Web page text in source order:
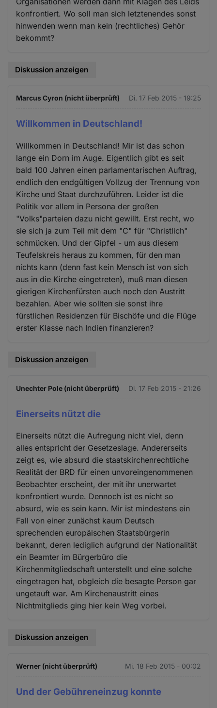
konfrontiert. Wo soll man sich letztenendes sonst
hinwenden wenn man kein (rechtliches) Gehör
bekommt?
Diskussion anzeigen
Marcus Cyron (nicht überprüft) Di. 17 Feb 2015 - 19:25
Willkommen in Deutschland!
Willkommen in Deutschland! Mir ist das schon
lange ein Dorn im Auge. Eigentlich gibt es seit
bald 100 Jahren einen parlamentarischen Auftrag,
endlich den endgültigen Vollzug der Trennung von
Kirche und Staat durchzuführen. Leider ist die
Politik vor allem in Persona der großen
"Volks"parteien dazu nicht gewillt. Erst recht, wo
sie sich ja zum Teil mit dem "C" für "Christlich"
schmücken. Und der Gipfel - um aus diesem
Teufelskreis heraus zu kommen, für den man
nichts kann (denn fast kein Mensch ist von sich
aus in die Kirche eingetreten), muß man diesen
gierigen Kirchenfürsten auch noch den Austritt
bezahlen. Aber wie sollten sie sonst ihre
fürstlichen Residenzen für Bischöfe und die Flüge
erster Klasse nach Indien finanzieren?
Diskussion anzeigen
Unechter Pole (nicht überprüft) Di. 17 Feb 2015 - 21:26
Einerseits nützt die
Einerseits nützt die Aufregung nicht viel, denn
alles entspricht der Gesetzeslage. Andererseits
zeigt es, wie absurd die staatskirchenrechtliche
Realität der BRD für einen unvoreingenommenen
Beobachter erscheint, der mit ihr unerwartet
konfrontiert wurde. Dennoch ist es nicht so
absurd, wie es sein kann. Mir ist mindestens ein
Fall von einer zunächst kaum Deutsch
sprechenden europäischen Staatsbürgerin
bekannt, deren lediglich aufgrund der Nationalität
ein Beamter im Bürgerbüro die
Kirchenmitgliedschaft unterstellt und eine solche
eingetragen hat, obgleich die besagte Person gar
ungetauft war. Am Kirchenaustritt eines
Nichtmitglieds ging hier kein Weg vorbei.
Diskussion anzeigen
Werner (nicht überprüft) Mi. 18 Feb 2015 - 00:02
Und der Gebühreneinzug konnte